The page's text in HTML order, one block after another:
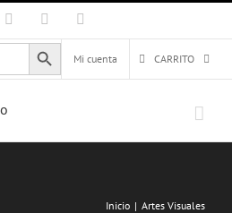
Instagram
Botón de búsqueda
Mi cuenta
CARRITO
Inicio Artes Visuales